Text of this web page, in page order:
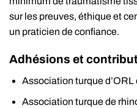
sur les preuves, éthique et
un praticien de confiance.
Adhésions et
Association turque
Association turque de